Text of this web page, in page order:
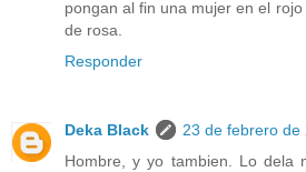
pongan al fin una mujer en el
de rosa.
Responder
Deka Black
23 de febrero de
Hombre, y yo tambien. Lo dela